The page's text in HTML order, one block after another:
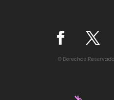
© Derechos